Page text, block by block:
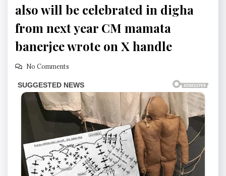
also will be celebrated in digha
from next year CM mamata
banerjee wrote on X handle
No Comments